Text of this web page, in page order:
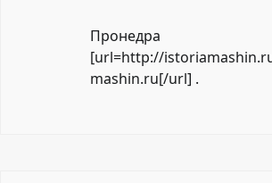
Пронедра
[url=http://
mashin.ru[/url] .